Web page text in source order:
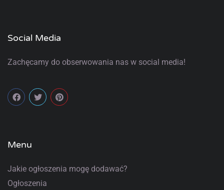
Social Media
Zachęcamy do obserwowania nas w social media!
Menu
Jakie ogłoszenia mogę dodawać?
Ogłoszenia